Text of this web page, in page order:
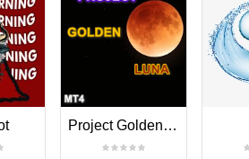
Project Golden Luna MT4